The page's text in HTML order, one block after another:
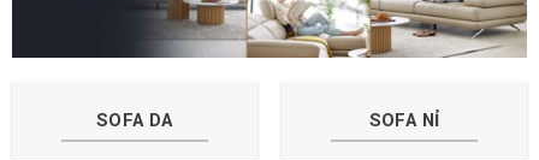
SOFA DA SOFA NỈ